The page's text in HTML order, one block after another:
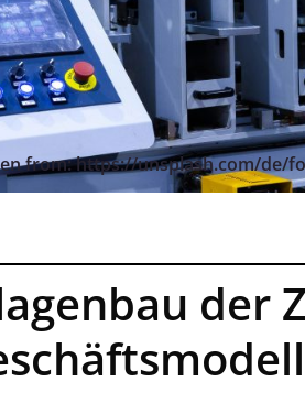
from: https://unsplash.com/de/
der